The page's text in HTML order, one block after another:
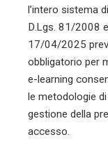
quantità
l’intero sistema
D.Lgs. 81/2008
17/04/2025
obbligatorio per
e-learning
le metodologie
gestione della
accesso.